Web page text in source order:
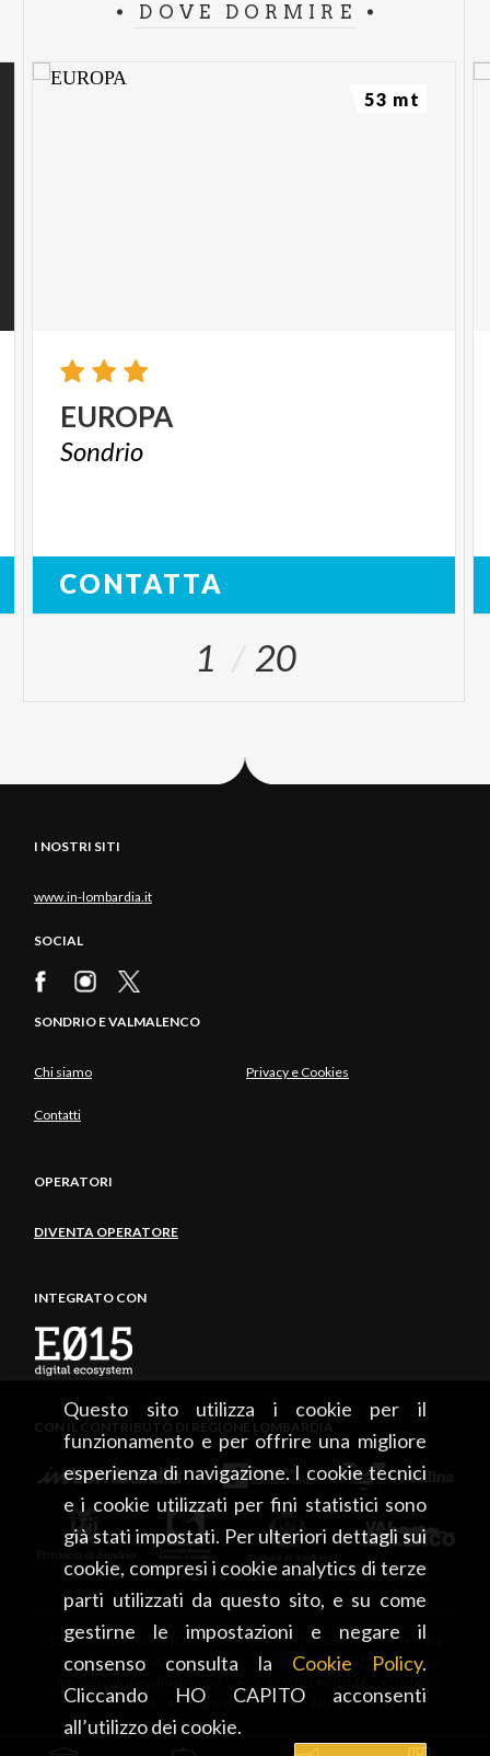
Questo sito utilizza i cookie per il
funzionamento e per offrire una migliore
esperienza di navigazione. I cookie tecnici
e i cookie utilizzati per fini statistici sono
già stati impostati. Per ulteriori dettagli sui
cookie, compresi i cookie analytics di terze
parti utilizzati da questo sito, e su come
gestirne le impostazioni e negare il
consenso consulta la Cookie Policy.
Cliccando HO CAPITO acconsenti
all’utilizzo dei cookie.
DOVE DORMIRE
EUROPA
Sondrio
CONTATTA
53 mt
1 20
I NOSTRI SITI
www.in-lombardia.it
SOCIAL
SONDRIO E VALMALENCO
Chi siamo Privacy e Cookies
Contatti
OPERATORI
DIVENTA OPERATORE
INTEGRATO CON
CON IL CONTRIBUTO DI REGIONE LOMBARDIA
CONSORZIO TURISTICO DEL MANDAMENTO DI SONDRIO • Via
Tonale, 13 • 23100 Sondrio • tel. +39 0342 219246 •
00834020141 • Copyright 2026 • All rights reserved